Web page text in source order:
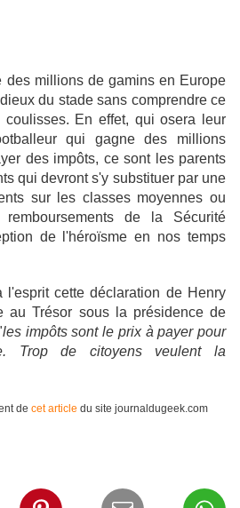
des millions de gamins en Europe
du stade sans comprendre ce
En effet, qui osera leur
qui gagne des millions
des impôts, ce sont les parents
qui devront s'y substituer par une
sur les classes moyennes ou
de la Sécurité
de l'héroïsme en nos temps
l'esprit cette déclaration de Henry
au Trésor sous la présidence de
les impôts sont le prix à payer pour
Trop de citoyens veulent la
de cet article du site journaldugeek.com